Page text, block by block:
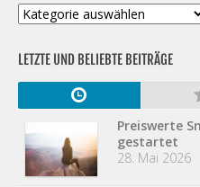
Kategorien
LETZTE UND BELIEBTE BEITRÄGE
Preiswerte
gestartet
28. Mai 2026